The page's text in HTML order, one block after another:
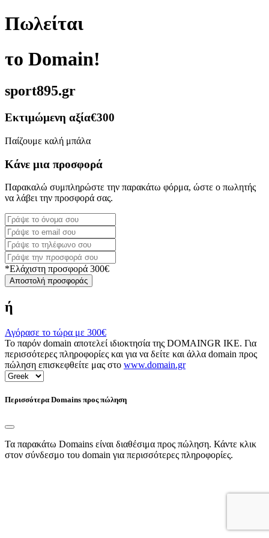
Πωλείται
το Domain!
sport895.gr
Εκτιμώμενη αξία€300
Παίζουμε καλή μπάλα
Κάνε μια προσφορά
Παρακαλώ συμπληρώστε την παρακάτω φόρμα, ώστε ο πωλητής
να λάβει την προσφορά σας.
*Ελάχιστη προσφορά 300€
Αποστολή προσφοράς
ή
Αγόρασε το τώρα με 300€
Το παρόν domain αποτελεί ιδιοκτησία της DOMAINGR ΙΚΕ. Για
περισσότερες πληροφορίες και για να δείτε και άλλα domain προς
πώληση επισκεφθείτε μας στο www.domain.gr
Περισσότερα Domains προς πώληση
Τα παρακάτω Domains είναι διαθέσιμα προς πώληση. Κάντε κλικ
στον σύνδεσμο του domain για περισσότερες πληροφορίες.